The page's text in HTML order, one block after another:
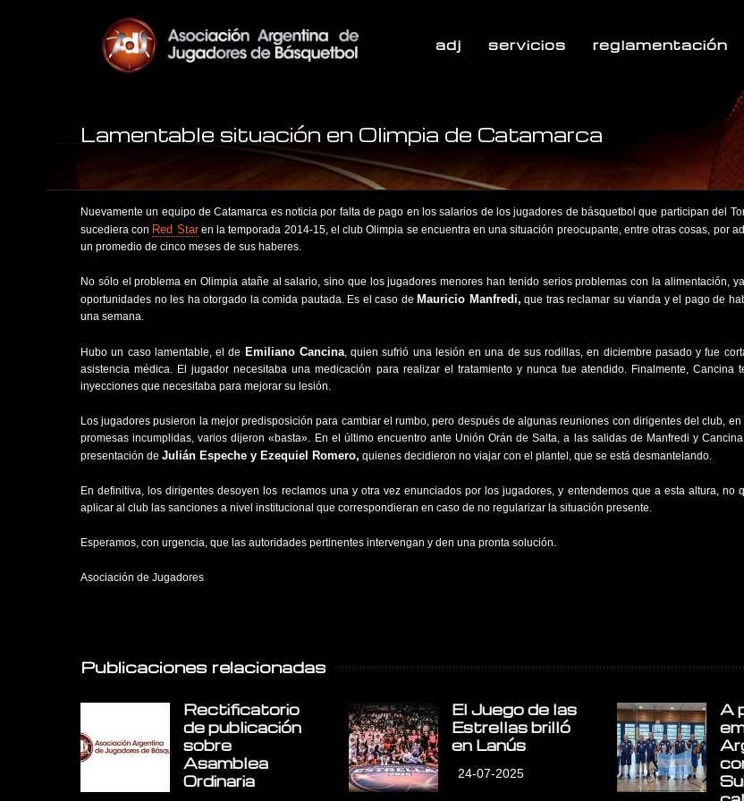
adj servicios reglamentación
Lamentable situación en Olimpia de Catamarca
Nuevamente un equipo de Catamarca es noticia por falta de pago en los salarios de los jugadores de básquetbol que participan del
sucediera con Red Star en la temporada 2014-15, el club Olimpia se encuentra en una situación preocupante, entre otras cosas, por
un promedio de cinco meses de sus haberes.
No sólo el problema en Olimpia atañe al salario, sino que los jugadores menores han tenido serios problemas con la alimentación,
oportunidades no les ha otorgado la comida pautada. Es el caso de Mauricio Manfredi, que tras reclamar su vianda y el pago de
una semana.
Hubo un caso lamentable, el de Emiliano Cancina, quien sufrió una lesión en una de sus rodillas, en diciembre pasado y fue
asistencia médica. El jugador necesitaba una medicación para realizar el tratamiento y nunca fue atendido. Finalmente, Cancina
inyecciones que necesitaba para mejorar su lesión.
Los jugadores pusieron la mejor predisposición para cambiar el rumbo, pero después de algunas reuniones con dirigentes del club,
promesas incumplidas, varios dijeron «basta». En el último encuentro ante Unión Orán de Salta, a las salidas de Manfredi y
presentación de Julián Espeche y Ezequiel Romero, quienes decidieron no viajar con el plantel, que se está desmantelando.
En definitiva, los dirigentes desoyen los reclamos una y otra vez enunciados por los jugadores, y entendemos que a esta altura, no
aplicar al club las sanciones a nivel institucional que correspondieran en caso de no regularizar la situación presente.
Esperamos, con urgencia, que las autoridades pertinentes intervengan y den una pronta solución.
Asociación de Jugadores
Publicaciones relacionadas
Rectificatorio
de publicación
sobre
Asamblea
Ordinaria
El Juego de las
Estrellas brilló
en Lanús
24-07-2025
A